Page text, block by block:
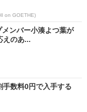
on GOETHE)
ンバー小湊よつ葉が
のあ...
数料0円で入手する